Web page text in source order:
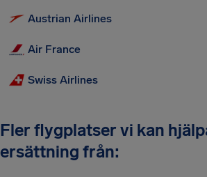
Austrian Airlines
Air France
Swiss Airlines
Fler flygplatser vi kan
ersättning från: